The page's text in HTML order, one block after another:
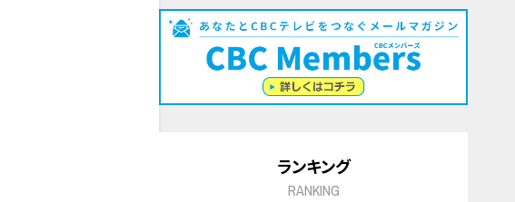
ランキング
RANKING